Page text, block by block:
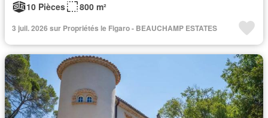
10 Pièces
800 m²
3 juil. 2026 sur Propriétés le Figaro - BEAUCHAMP ESTATES